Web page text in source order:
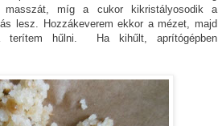
míg a cukor kikristályosodik a
lesz. Hozzákeverem ekkor a mézet, majd
terítem hűlni. Ha kihűlt, aprítógépben